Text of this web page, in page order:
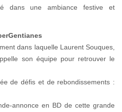
dans une ambiance festive et
dans laquelle Laurent Souques,
son équipe pour retrouver le
de défis et de rebondissements :
annonce en BD de cette grande